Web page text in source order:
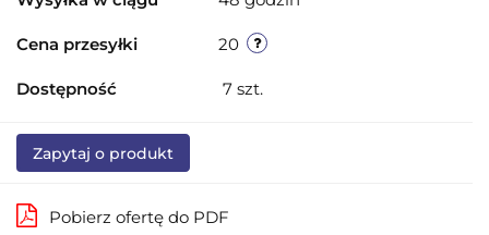
Cena przesyłki 20
Dostępność 7 szt.
Zapytaj o produkt
Pobierz ofertę do PDF